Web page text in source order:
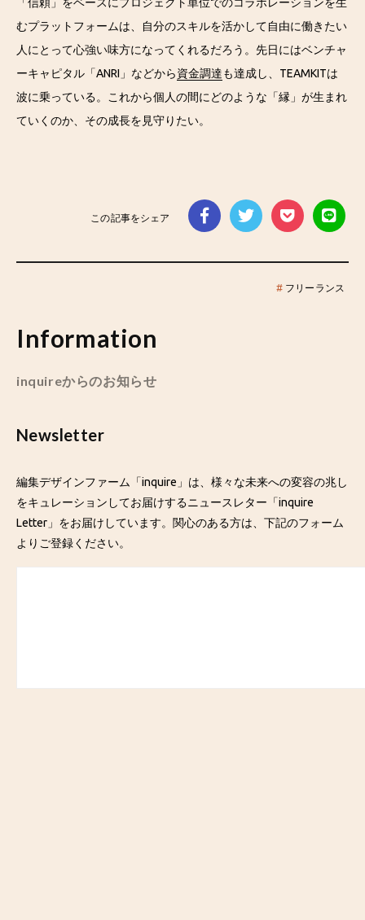
むプラットフォームは、自分のスキルを活かして自由に働きたい
人にとって心強い味方になってくれるだろう。先日にはベンチャ
ーキャピタル「ANRI」などから資金調達も達成し、TEAMKITは
波に乗っている。これから個人の間にどのような「縁」が生まれ
ていくのか、その成長を見守りたい。
この記事をシェア
# フリーランス
Information
inquireからのお知らせ
Newsletter
編集デザインファーム「inquire」は、様々な未来への変容の兆し
をキュレーションしてお届けするニュースレター「inquire
Letter」をお届けしています。関心のある方は、下記のフォーム
よりご登録ください。